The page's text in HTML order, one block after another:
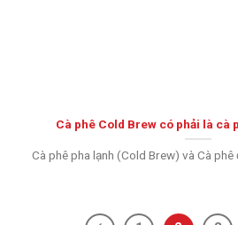
Cà phê Cold Brew có phải là cà
Cà phê pha lạnh (Cold Brew) và Cà phê